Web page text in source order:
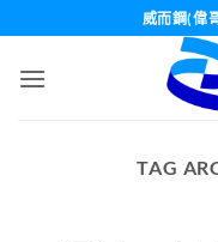
to
content
威而鋼(偉
TAG